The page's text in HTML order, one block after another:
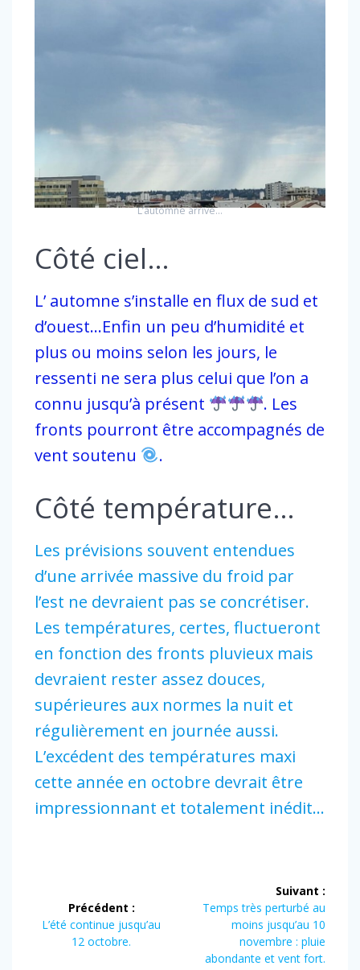
L’automne arrive…
Côté ciel…
L’ automne s’installe en flux de sud et
d’ouest…Enfin un peu d’humidité et
plus ou moins selon les jours, le
ressenti ne sera plus celui que l’on a
connu jusqu’à présent
. Les
fronts pourront être accompagnés de
vent soutenu
.
Côté température…
Les prévisions souvent entendues
d’une arrivée massive du froid par
l’est ne devraient pas se concrétiser.
Les températures, certes, fluctueront
en fonction des fronts pluvieux mais
devraient rester assez douces,
supérieures aux normes la nuit et
régulièrement en journée aussi.
L’excédent des températures maxi
cette année en octobre devrait être
impressionnant et totalement inédit…
de
l’article
Précédent :
Article
précédent :
L’été continue jusqu’au
12 octobre.
Suivant :
Article
suivant :
Temps très perturbé au
moins jusqu’au 10
novembre : pluie
abondante et vent fort.